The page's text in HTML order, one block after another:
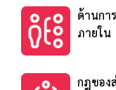
ด้านกา
ภายใน
กฎของ